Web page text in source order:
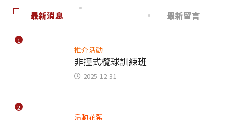
最新消息 最新留言
1
推介活動
非撞式欖球訓練班
2025-12-31
2
活動花絮